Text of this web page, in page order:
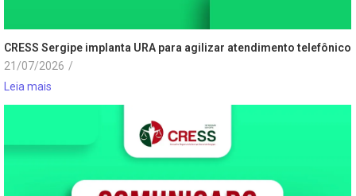
CRESS Sergipe implanta URA para agilizar atendimento telefônico
21/07/2026 /
Leia mais